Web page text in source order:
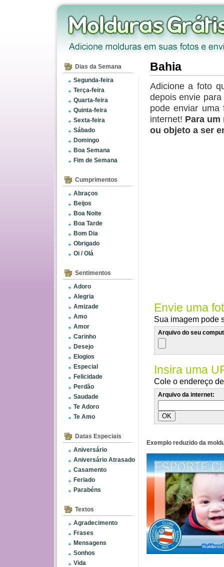
Dias da Semana
Segunda-feira
Terça-feira
Quarta-feira
Quinta-feira
Sexta-feira
Sábado
Domingo
Boa Semana
Fim de Semana
Cumprimentos
Abraços
Beijos
Boa Noite
Boa Tarde
Bom Dia
Obrigado
Oi / Olá
Sentimentos
Adoro
Alegria
Amizade
Amo
Amor
Carinho
Desejo
Elogios
Especial
Felicidade
Perdão
Saudade
Te Adoro
Te Amo
Datas Especiais
Aniversário
Aniversário Atrasado
Casamento
Feriado
Parabéns
Textos
Agradecimento
Frases
Mensagens
Sonhos
Vida
Bahia
Adicione a foto
depois envie
pode enviar
internet! Para
ou objeto a ser
Envie uma
Sua imagem pode
Arquivo do seu
Insira uma
Cole o endereço
Arquivo da internet:
Exemplo reduzido da